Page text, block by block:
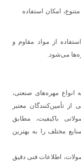
امکان استفاده
از مواد مقاوم و
می‌شود.
مهره‌های صنعتی،
تأمین‌کنندگان معتبر
باکیفیت، مطابق
مختلف را به بهترین
اطلاعات فنی دقیق